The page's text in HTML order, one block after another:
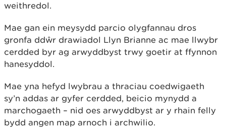
weithredol.
Mae gan ein meysydd parcio olygfannau dros
gronfa ddŵr drawiadol Llyn Brianne ac mae llwybr
cerdded byr ag arwyddbyst trwy goetir at ffynnon
hanesyddol.
Mae yna hefyd lwybrau a thraciau coedwigaeth
sy’n addas ar gyfer cerdded, beicio mynydd a
marchogaeth – nid oes arwyddbyst ar y rhain felly
bydd angen map arnoch i archwilio.